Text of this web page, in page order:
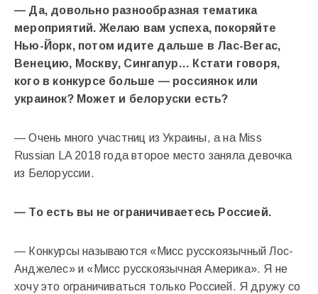
— Да, довольно разнообразная тематика
мероприятий. Желаю вам успеха, покоряйте
Нью-Йорк, потом идите дальше в Лас-Вегас,
Венецию, Москву, Сингапур… Кстати говоря,
кого в конкурсе больше — россиянок или
украинок? Может и белоруски есть?
— Очень много участниц из Украины, а на Miss
Russian LA 2018 года второе место заняла девочка
из Белоруссии.
— То есть вы не ограничиваетесь Россией.
— Конкурсы называются «Мисс русскоязычный Лос-
Анджелес» и «Мисс русскоязычная Америка». Я не
хочу это ограничиваться только Россией. Я дружу со